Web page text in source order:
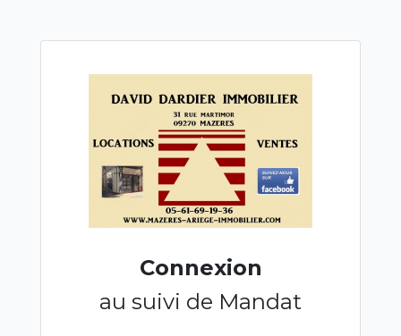
Connexion
au suivi de Mandat